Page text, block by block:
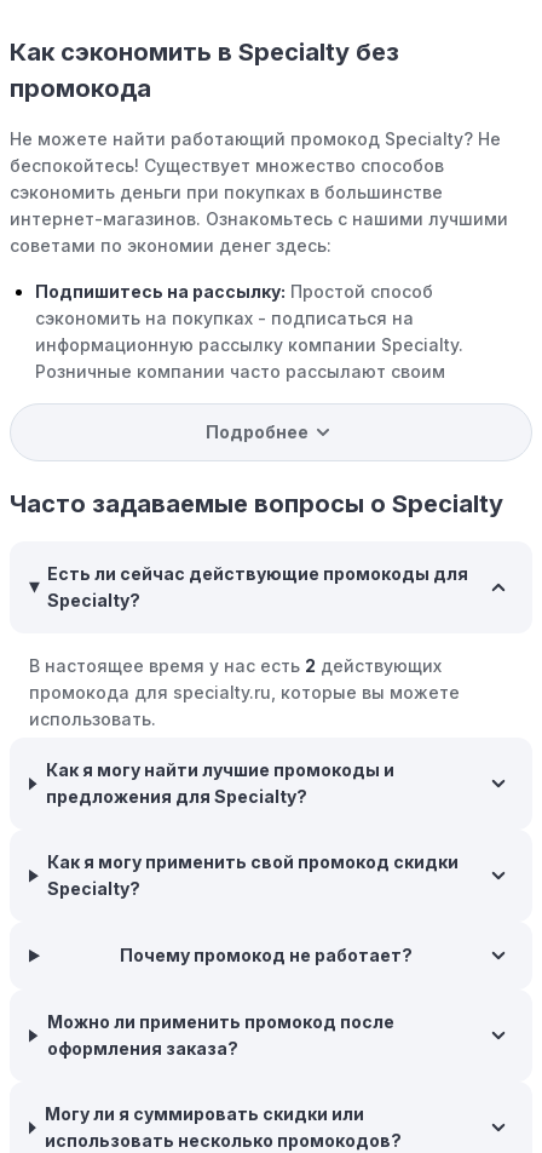
Как сэкономить в Specialty без
промокода
Не можете найти работающий промокод Specialty? Не
беспокойтесь! Существует множество способов
сэкономить деньги при покупках в большинстве
интернет-магазинов. Ознакомьтесь с нашими лучшими
советами по экономии денег здесь:
Подпишитесь на рассылку: Простой способ
сэкономить на покупках - подписаться на
информационную рассылку компании Specialty.
Розничные компании часто рассылают своим
доступ к распродажам.
компании Specialty есть программы поощрения,
позволяющие зарабатывать баллы или cashback на
скидки или будущие покупки.
пятница" или сезонными акциями. В такие периоды
розничные компании часто предлагают значительные
скидки.
Бросьте корзину:Если Вы не торопитесь с покупкой,
добавьте товары в корзину и оставьте их на день или
вероятность того, что интернет-магазины, включая
Specialty, могут прислать вам код скидки, чтобы
Межсезонные покупки:Приобретайте товары во
складские запасы. Планируйте заранее и покупайте
товары на следующий сезон, когда они будут в
Возможность бесплатной доставки:Большинство
Подробнее
Часто задаваемые вопросы о Specialty
Есть ли сейчас действующие промокоды для
Specialty?
В настоящее время у нас есть 2 действующих
промокода для specialty.ru, которые вы можете
использовать.
Как я могу найти лучшие промокоды и
предложения для Specialty?
Как я могу применить свой промокод скидки
Specialty?
Почему промокод не работает?
Можно ли применить промокод после
оформления заказа?
Могу ли я суммировать скидки или
использовать несколько промокодов?